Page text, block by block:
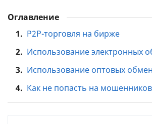
Оглавление
1. P2P-торговля на бирже
2. Использование электронных
3. Использование оптовых
4. Как не попасть на мошенников